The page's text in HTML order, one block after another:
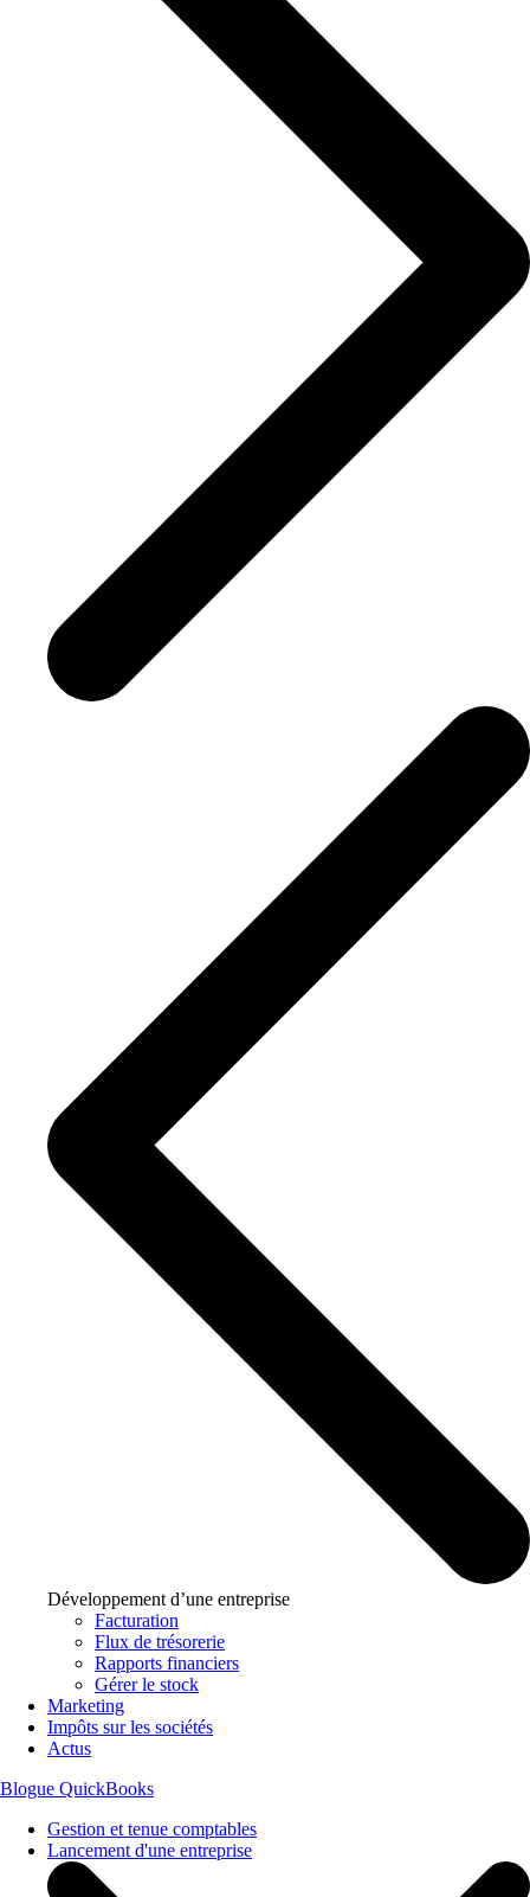
Développement d’une entreprise
Facturation
Flux de trésorerie
Rapports financiers
Gérer le stock
Marketing
Impôts sur les sociétés
Actus
Blogue QuickBooks
Gestion et tenue comptables
Lancement d'une entreprise